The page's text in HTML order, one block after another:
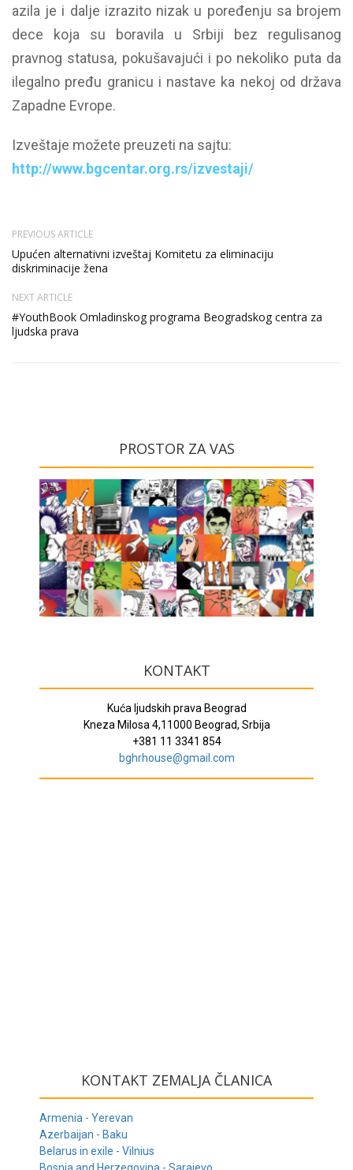
azila je i dalje izrazito nizak u poređenju sa brojem
dece koja su boravila u Srbiji bez regulisanog
pravnog statusa, pokušavajući i po nekoliko puta da
ilegalno pređu granicu i nastave ka nekoj od država
Zapadne Evrope.
Izveštaje možete preuzeti na sajtu:
http://www.bgcentar.org.rs/izvestaji/
PREVIOUS ARTICLE
Upućen alternativni izveštaj Komitetu za eliminaciju
diskriminacije žena
NEXT ARTICLE
#YouthBook Omladinskog programa Beogradskog centra za
ljudska prava
PROSTOR ZA VAS
KONTAKT
Kuća ljudskih prava Beograd
Kneza Milosa 4,11000 Beograd, Srbija
+381 11 3341 854
bghrhouse@gmail.com
KONTAKT ZEMALJA ČLANICA
Armenia - Yerevan
Azerbaijan - Baku
Belarus in exile - Vilnius